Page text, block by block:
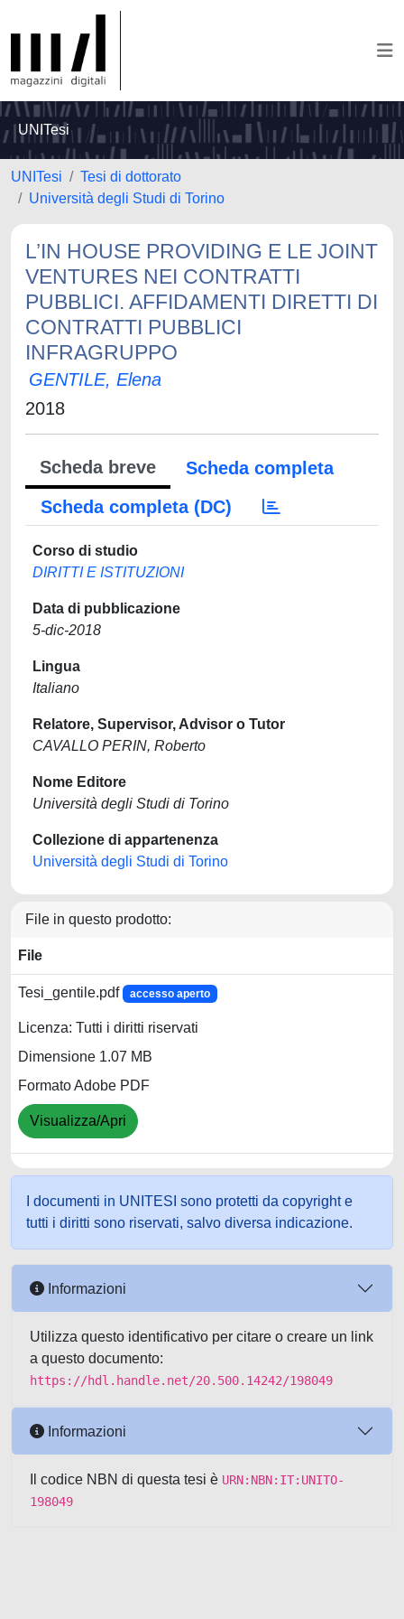
UNITesi
UNITesi
Tesi di dottorato
Università degli Studi di Torino
L’IN HOUSE PROVIDING E LE JOINT
VENTURES NEI CONTRATTI
PUBBLICI. AFFIDAMENTI DIRETTI DI
CONTRATTI PUBBLICI
INFRAGRUPPO
GENTILE, Elena
2018
Scheda breve
Scheda completa
Scheda completa (DC)
Corso di studio
DIRITTI E ISTITUZIONI
Data di pubblicazione
5-dic-2018
Lingua
Italiano
Relatore, Supervisor, Advisor o Tutor
CAVALLO PERIN, Roberto
Nome Editore
Università degli Studi di Torino
Collezione di appartenenza
Università degli Studi di Torino
File in questo prodotto:
File
Tesi_gentile.pdf accesso aperto
Licenza: Tutti i diritti riservati
Dimensione 1.07 MB
Formato Adobe PDF
Visualizza/Apri
I documenti in UNITESI sono protetti da copyright e
tutti i diritti sono riservati, salvo diversa indicazione.
Informazioni
Utilizza questo identificativo per citare o creare un link
a questo documento:
https://hdl.handle.net/20.500.14242/198049
Informazioni
Il codice NBN di questa tesi è URN:NBN:IT:UNITO-
198049